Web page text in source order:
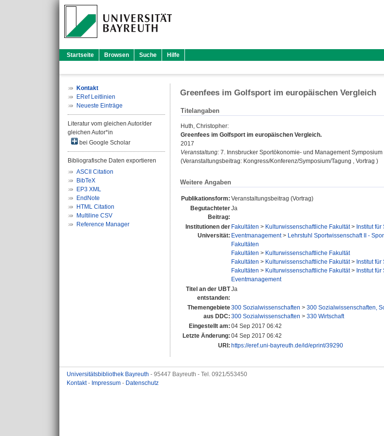
Startseite Browsen Suche Hilfe
Kontakt
ERef Leitlinien
Neueste Einträge
Literatur vom gleichen Autor/der
gleichen Autor*in
bei Google Scholar
Bibliografische Daten exportieren
ASCII Citation
BibTeX
EP3 XML
EndNote
HTML Citation
Multiline CSV
Reference Manager
Greenfees im Golfsport im europäischen Vergleich
Titelangaben
Huth, Christopher:
Greenfees im Golfsport im europäischen Vergleich.
2017
Veranstaltung: 7. Innsbrucker Sportökonomie- und Management
(Veranstaltungsbeitrag: Kongress/Konferenz/Symposium/Tagung , Vortrag )
Weitere Angaben
Publikationsform: Veranstaltungsbeitrag (Vortrag)
Begutachteter
Beitrag:
Ja
Institutionen der
Universität:
Fakultäten > Kulturwissenschaftliche Fakultät> Institut
Eventmanagement> Lehrstuhl Sportwissenschaft II -
Fakultäten
Fakultäten > Kulturwissenschaftliche Fakultät
Fakultäten > Kulturwissenschaftliche Fakultät> Institut
Fakultäten > Kulturwissenschaftliche Fakultät> Institut
Eventmanagement
Titel an der UBT
entstanden:
Ja
Themengebiete
aus DDC:
300 Sozialwissenschaften > 300 Sozialwissenschaften,
300 Sozialwissenschaften > 330 Wirtschaft
Eingestellt am: 04 Sep 2017 06:42
Letzte Änderung: 04 Sep 2017 06:42
URI: https://eref.uni-bayreuth.de/id/eprint/39290
Universitätsbibliothek Bayreuth - 95447 Bayreuth - Tel. 0921/553450
Kontakt- Impressum - Datenschutz